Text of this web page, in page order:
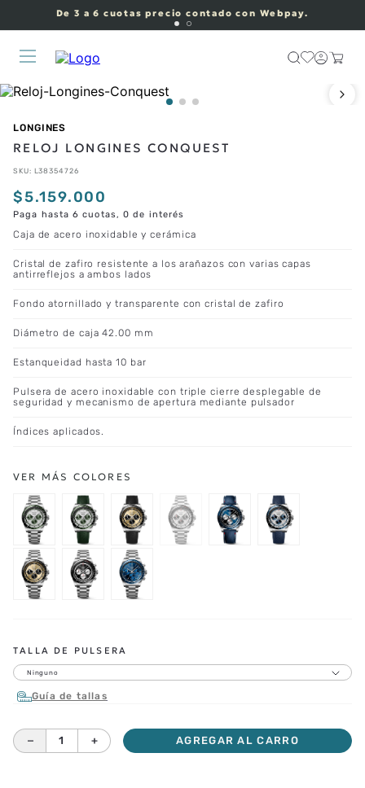
De 3 a 6 cuotas precio contado con Webpay.
LONGINES
RELOJ LONGINES CONQUEST
SKU: L38354726
$5.159.000
Paga hasta 6 cuotas, 0 de interés
Caja de acero inoxidable y cerámica
Cristal de zafiro resistente a los arañazos con varias capas
antirreflejos a ambos lados
Fondo atornillado y transparente con cristal de zafiro
Diámetro de caja 42.00 mm
Estanqueidad hasta 10 bar
Pulsera de acero inoxidable con triple cierre desplegable de
seguridad y mecanismo de apertura mediante pulsador
Índices aplicados.
TALLA DE PULSERA
Ninguno
Guía de tallas
＋
－ AGREGAR AL CARRO